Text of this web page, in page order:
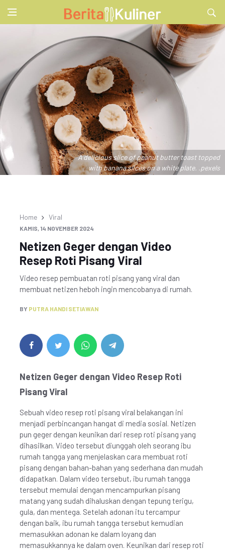
A delicious slice of peanut butter toast topped
with banana slices on a white plate. .pexels
Home Viral
KAMIS, 14 NOVEMBER 2024
Netizen Geger dengan Video
Resep Roti Pisang Viral
Video resep pembuatan roti pisang yang viral dan
membuat netizen heboh ingin mencobanya di rumah.
BY PUTRA HANDI SETIAWAN
Netizen Geger dengan Video Resep Roti
Pisang Viral
Sebuah video resep roti pisang viral belakangan ini
menjadi perbincangan hangat di media sosial. Netizen
pun geger dengan keunikan dari resep roti pisang yang
dihasilkan. Video tersebut diunggah oleh seorang ibu
rumah tangga yang menjelaskan cara membuat roti
pisang dengan bahan-bahan yang sederhana dan mudah
didapatkan. Dalam video tersebut, ibu rumah tangga
tersebut memulai dengan mencampurkan pisang
matang yang sudah dihaluskan dengan tepung terigu,
gula, dan mentega. Setelah adonan itu tercampur
dengan baik, ibu rumah tangga tersebut kemudian
memasukkan adonan ke dalam loyang dan
memasukkannya ke dalam oven. Keunikan dari resep roti